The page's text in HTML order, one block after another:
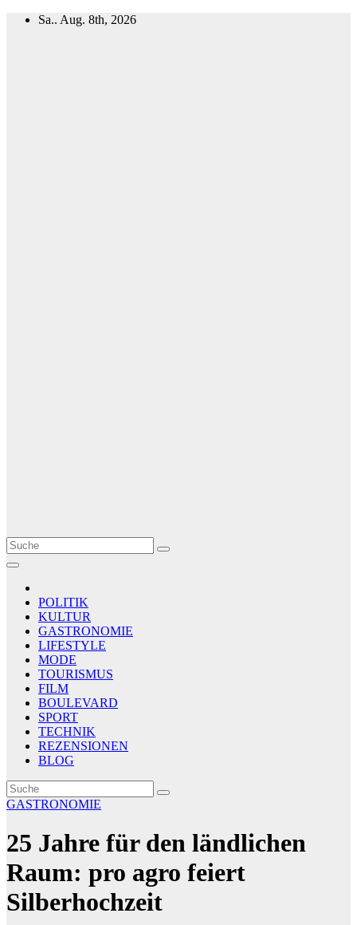
Zum
Sa.. Aug. 8th, 2026
Le Matin
AGENCE DE PRESSE
POLITIK
KULTUR
GASTRONOMIE
LIFESTYLE
MODE
TOURISMUS
FILM
BOULEVARD
SPORT
TECHNIK
REZENSIONEN
BLOG
GASTRONOMIE
25 Jahre für den ländlichen
Raum: pro agro feiert
Silberhochzeit